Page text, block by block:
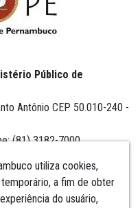
utiliza cookies,
a fim de obter
do usuário,
Público de
Antônio CEP 50.010-240 -
(81) 3182-7000